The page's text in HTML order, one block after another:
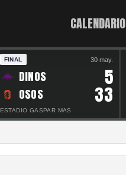
CALENDARIO
FINAL 30 may.
DINOS 5
OSOS 33
ESTADIO GASPAR MAS